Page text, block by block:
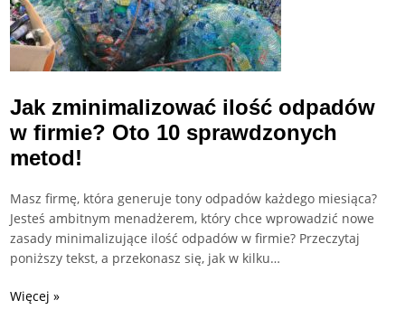
Jak zminimalizować ilość odpadów
w firmie? Oto 10 sprawdzonych
metod!
Masz firmę, która generuje tony odpadów każdego miesiąca?
Jesteś ambitnym menadżerem, który chce wprowadzić nowe
zasady minimalizujące ilość odpadów w firmie? Przeczytaj
poniższy tekst, a przekonasz się, jak w kilku…
Więcej »